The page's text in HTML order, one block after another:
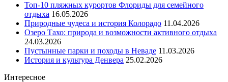
Топ-10 пляжных курортов Флориды для семейного
отдыха 16.05.2026
Природные чудеса и история Колорадо 11.04.2026
Озеро Тахо: природа и возможности активного отдыха
24.03.2026
Пустынные парки и походы в Неваде 11.03.2026
История и культура Денвера 25.02.2026
Интересное